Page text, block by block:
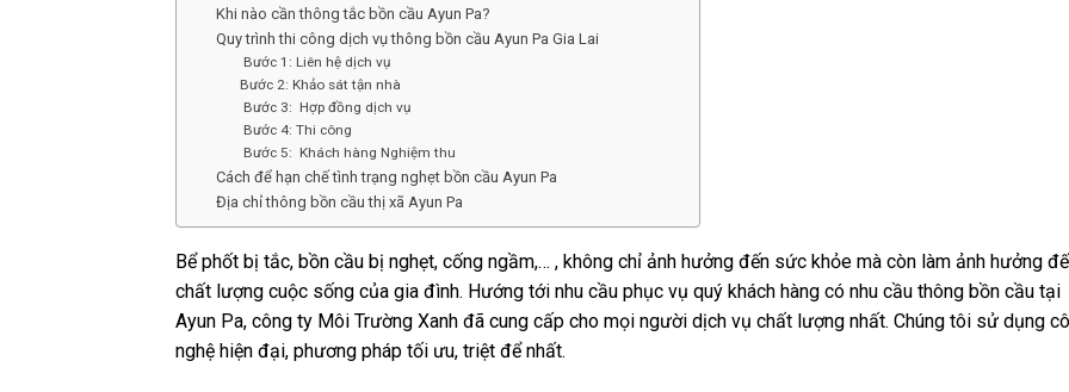
Khi nào cần thông tắc bồn cầu Ayun Pa?
Quy trình thi công dịch vụ thông bồn cầu Ayun Pa Gia Lai
Bước 1: Liên hệ dịch vụ
Bước 2: Khảo sát tận nhà
Bước 3: Hợp đồng dịch vụ
Bước 4: Thi công
Bước 5: Khách hàng Nghiệm thu
Cách để hạn chế tình trạng nghẹt bồn cầu Ayun Pa
Địa chỉ thông bồn cầu thị xã Ayun Pa
Bể phốt bị tắc, bồn cầu bị nghẹt, cống ngầm,… , không chỉ ảnh hưởng đến sức khỏe mà còn làm ảnh hưởng
chất lượng cuộc sống của gia đình. Hướng tới nhu cầu phục vụ quý khách hàng có nhu cầu thông bồn cầu tại
Ayun Pa, công ty Môi Trường Xanh đã cung cấp cho mọi người dịch vụ chất lượng nhất. Chúng tôi sử dụng
nghệ hiện đại, phương pháp tối ưu, triệt để nhất.